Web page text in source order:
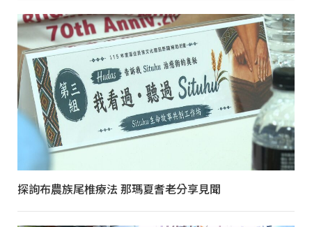
探詢布農族尾椎療法 那瑪夏耆老分享見聞